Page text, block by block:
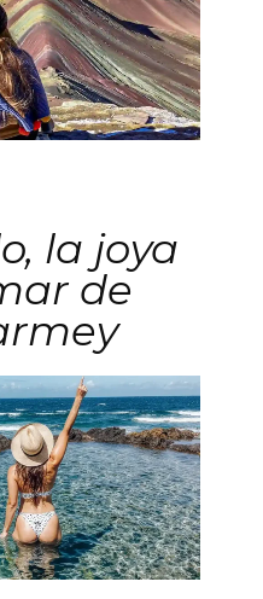
la joya
de